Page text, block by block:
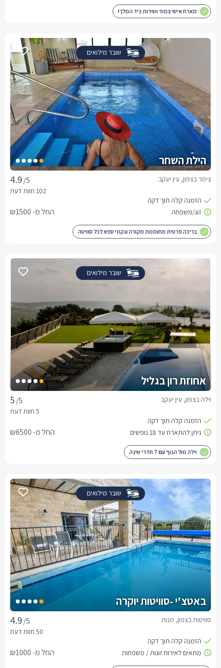
מארח אישי צמוד ושירות כיד המלך!
שובר מילואים
הילת השחר
/5 צימר בצפון, עין יעקב
החל מ- ₪1500
בריכה פרטית מחוממת מקורה וגקוזי ספא לכל סוויטה
שובר מילואים
אחוזת רון בגליל
/5 וילה בצפון, עין יעקב
החל מ- ₪6500
וילה מול הנוף עם 7 חדרי שינה
שובר מילואים
באטצ'י -סוויטות יוקרה
/5 סוויטות בצפון, מנות
החל מ- ₪1000